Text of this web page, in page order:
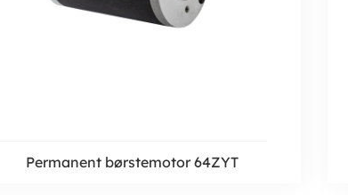
Permanent børstemotor 64ZYT